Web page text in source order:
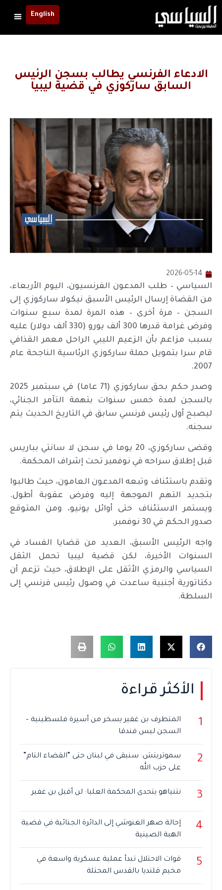
English
الادعاء الفرنسي يطالب بسجن الرئيس
السابق ساركوزي في قضية ليبيا
2026-05-14
السياسي – طلب المدعون الفرنسيون، اليوم الأربعاء،
من القضاة إرسال الرئيس الأسبق نيكولا ساركوزي إلى
السجن – مرة أخرى – هذه المرة لمدة سبع سنوات
وفرض غرامة قدرها 300 ألف يورو (330 ألف دولار) عليه
بسبب مزاعم بأن الزعيم الليبي الراحل معمر القذافي
قام سرا بتمويل حملة ساركوزي الرئاسية الناجحة عام
2007.
وصدر حكم بحق ساركوزي (71 عاما) في سبتمبر 2025
بالسجن لمدة خمس سنوات بتهمة التآمر الجنائي،
ليصبح أول رئيس فرنسي سابق في التاريخ الحديث يتم
سجنه.
وقضى ساركوزي، 20 يوما في سجن لا سانتي بباريس
قبل إطلاق سراحه في نوفمبر تحت إشراف المحكمة.
وتقدم باستئناف وتبعه المدعون العامون، حيث طالبوا
بتجديد التهم الموجهة إليه وفرض عقوبة أطول.
ويستمر الاستئناف حتى أوائل يونيو، ومن المتوقع
صدور الحكم في 30 نوفمبر.
واجه الرئيس الأسبق، العديد من قضايا الفساد في
السنوات الأخيرة، لكن قضية ليبيا تحمل الثقل
السياسي والرمزي الأثقل على الإطلاق، حيث تزعم أن
دكتاتورية أجنبية ساعدت في وصول رئيس فرنسي إلى
السلطة.
الأكثر قراءة
1
المتطرف بن غفير يسخر من أسيرة فلسطينية –
السجن ليس فندقا
2
سموتريتش: سنبقى في لبنان حتى “القضاء التام”
على حزب الله
3 نتنياهو يتحدى المحكمة العليا: لن أقيل بن غفير
4
إحالة صهر الغنوشي إلى الدائرة الجنائية في قضية
الهبة الصينية
5
قوات الاحتلال تبدأ عملية عسكرية واسعة في
مخيم قلنديا بالقدس المحتلة